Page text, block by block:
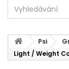
Psi
Light / Weight